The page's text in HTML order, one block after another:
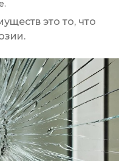
это то, что